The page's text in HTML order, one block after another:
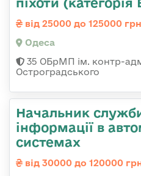
від 25000 до 125000 грн
Одеса
35 ОБрМП ім. контр-
Остроградського
Начальник
інформації в
системах
від 30000 до 120000